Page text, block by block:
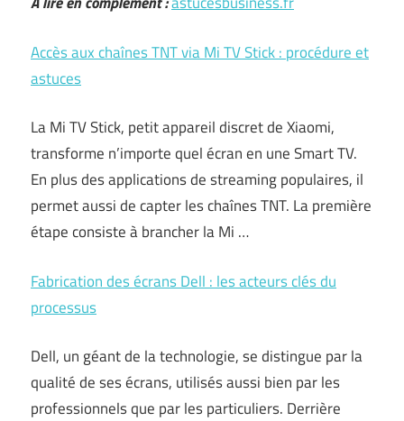
Accès aux chaînes TNT via Mi TV Stick : procédure et
astuces
La Mi TV Stick, petit appareil discret de Xiaomi,
transforme n’importe quel écran en une Smart TV.
En plus des applications de streaming populaires, il
permet aussi de capter les chaînes TNT. La première
étape consiste à brancher la Mi …
Fabrication des écrans Dell : les acteurs clés du
processus
Dell, un géant de la technologie, se distingue par la
qualité de ses écrans, utilisés aussi bien par les
professionnels que par les particuliers. Derrière